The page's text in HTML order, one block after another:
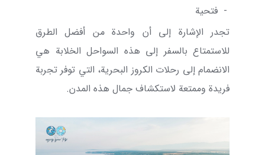
- فتحية
تجدر الإشارة إلى أن واحدة من أفضل الطرق
للاستمتاع بالسفر إلى هذه السواحل الخلابة هي
الانضمام إلى رحلات الكروز البحرية، التي توفر تجربة
فريدة وممتعة لاستكشاف جمال هذه المدن.